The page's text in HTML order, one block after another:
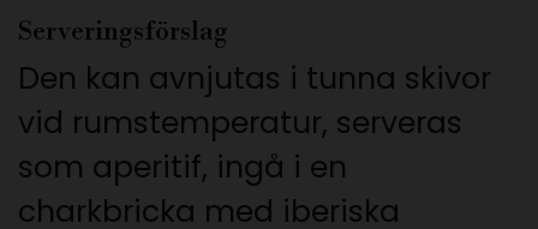
Serveringsförslag
Den kan avnjutas i tunna skivor
vid rumstemperatur, serveras
som aperitif, ingå i en
charkbricka med iberiska